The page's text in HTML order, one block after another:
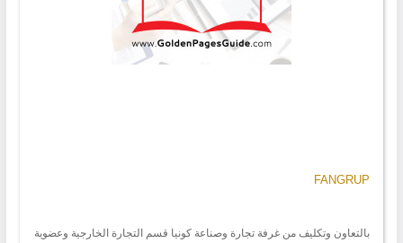
FANGRUP
بالتعاون وتكليف من غرفة تجارة وصناعة كونيا قسم التجارة الخارجية وعضوية